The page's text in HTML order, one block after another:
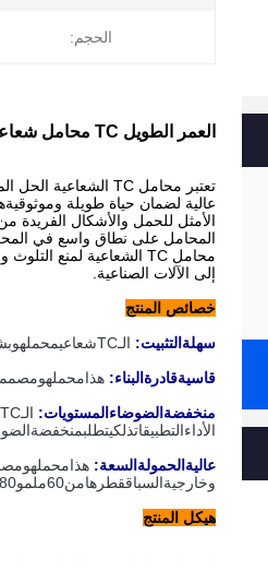
الحجم:
العمر الطويل TC محامل شعاعية هندسية مع البلازما نقلت تقنية لحام القوس
عالية لضمان حياة طويلة
المحامل على نطاق واسع في
إلى الآلات الصناعية.
خصائص المنتج
سهلة التثبيت: الـTCشعاعيمحملهو
قاسيةقادرة البناء: هذامحملهو
منخفضة الضوضاء المستويات: الـTC
الأداءالتطبيقاتذلكيتطلبمنخفضة
عالية الحمولة السعة: هذامحملهو
وخارجيةالسباققطرهامن60ملمو80
هيكل المنتج